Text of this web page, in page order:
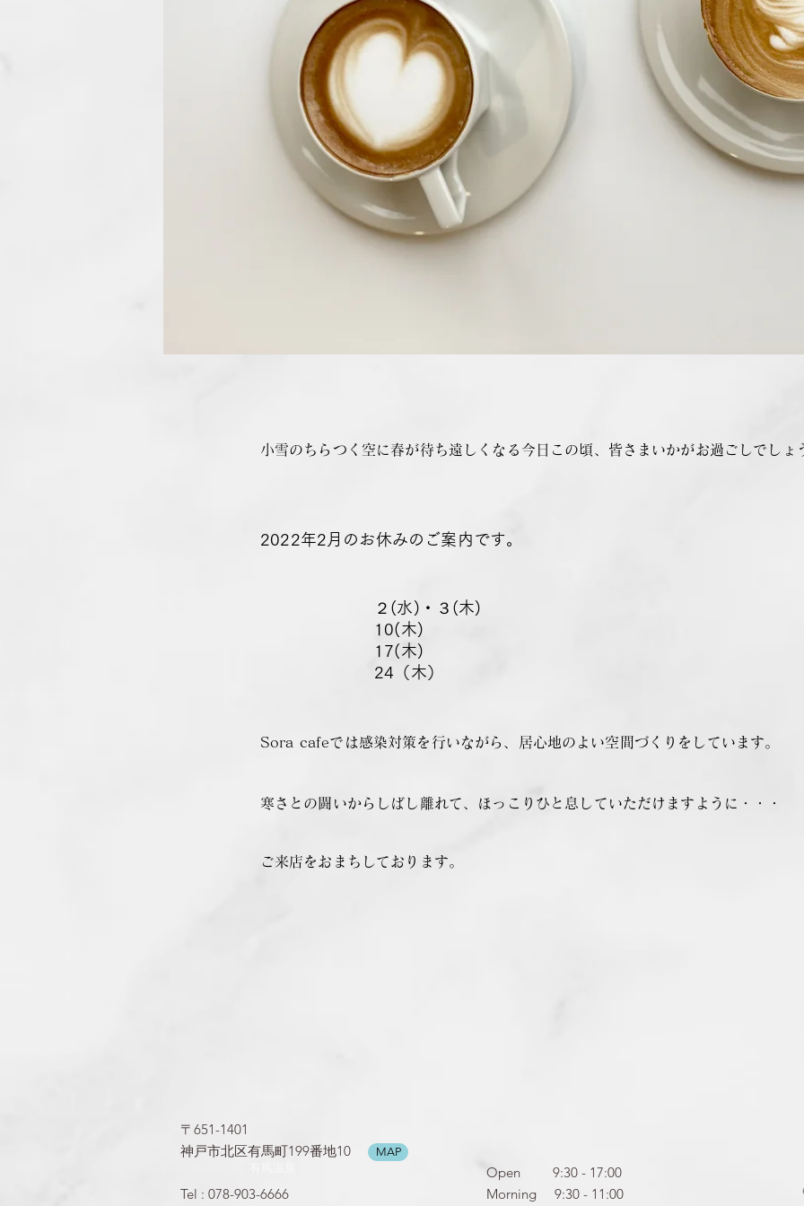
小雪のちらつく空に春が待ち遠しくなる今日この頃、皆さまいかがお過ごしでしょ
​2022年2月のお休みのご案内です。
​２(水)・３(木)
10(木)
17(木)
​24（木）
Sora cafeでは感染対策を行いながら、居心地のよい空間づくりをしています。
​寒さとの闘いからしばし離れて、ほっこりひと息していただけますように・・・
​ご来店をおまちしております。
〒651-1401
神戸市北区有馬町199番地10
Tel : 078-903-6666
MAP
Open 9:30 - 17:00
Morning 9:30 - 11:00